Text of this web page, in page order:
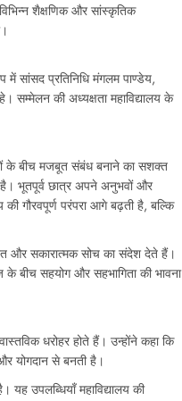
शैक्षणिक और सांस्कृतिक
में सांसद प्रतिनिधि मंगलम पाण्डेय,
सम्मेलन की अध्यक्षता महाविद्यालय के
के बीच मजबूत संबंध बनाने का सशक्त
है। भूतपूर्व छात्र अपने अनुभवों और
की गौरवपूर्ण परंपरा आगे बढ़ती है, बल्कि
और सकारात्मक सोच का संदेश देते हैं।
के बीच सहयोग और सहभागिता की भावना
धरोहर होते हैं। उन्होंने कहा कि
योगदान से बनती है।
उपलब्धियाँ महाविद्यालय की